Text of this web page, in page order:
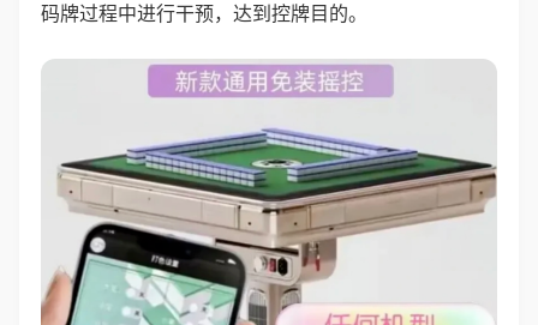
码牌过程中进行干预，达到控牌目的。